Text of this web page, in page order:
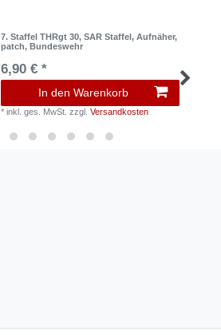
7. Staffel THRgt 30, SAR Staffel, Aufnäher,
patch, Bundeswehr
6,90 € *
In den Warenkorb
*inkl. ges. MwSt. zzgl.Versandkosten